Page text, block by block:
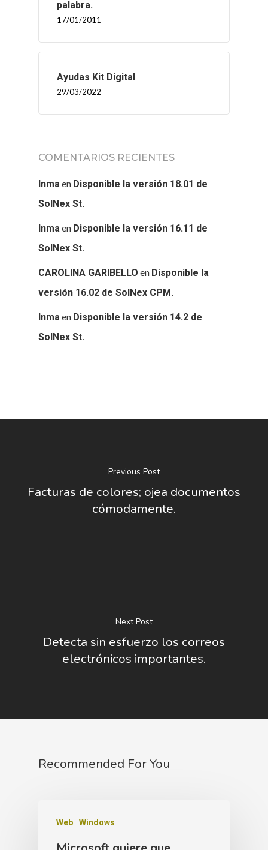
palabra.
17/01/2011
Ayudas Kit Digital
29/03/2022
COMENTARIOS RECIENTES
Inmaen Disponible la versión 18.01 de
SolNex St.
Inmaen Disponible la versión 16.11 de
SolNex St.
CAROLINA GARIBELLO en Disponible la
versión 16.02 de SolNex CPM.
Inmaen Disponible la versión 14.2 de
SolNex St.
Previous Post
Facturas de colores; ojea documentos
cómodamente.
Next Post
Detecta sin esfuerzo los correos
electrónicos importantes.
Recommended For You
Web Windows
SOLNEX
BLOG
CONTACTO